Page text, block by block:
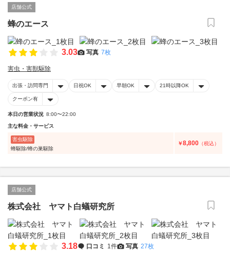
店舗公式
蜂のエース
3.03 写真 7枚
害虫・害獣駆除
出張・訪問専門 日祝OK 早朝OK 21時以降OK
クーポン有
本日の営業状況 8:00〜22:00
主な料金・サービス
害虫駆除
蜂駆除/蜂の巣駆除
￥8,800 （税込）
店舗公式
株式会社 ヤマト白蟻研究所
3.18 口コミ 1件 写真 27枚